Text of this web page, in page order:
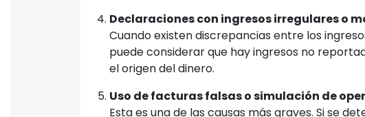
Declaraciones con ingresos irregulares o
Cuando existen discrepancias entre los
puede considerar que hay ingresos no
el origen del dinero.
Uso de facturas falsas o simulación de
Esta es una de las causas más graves. Si se